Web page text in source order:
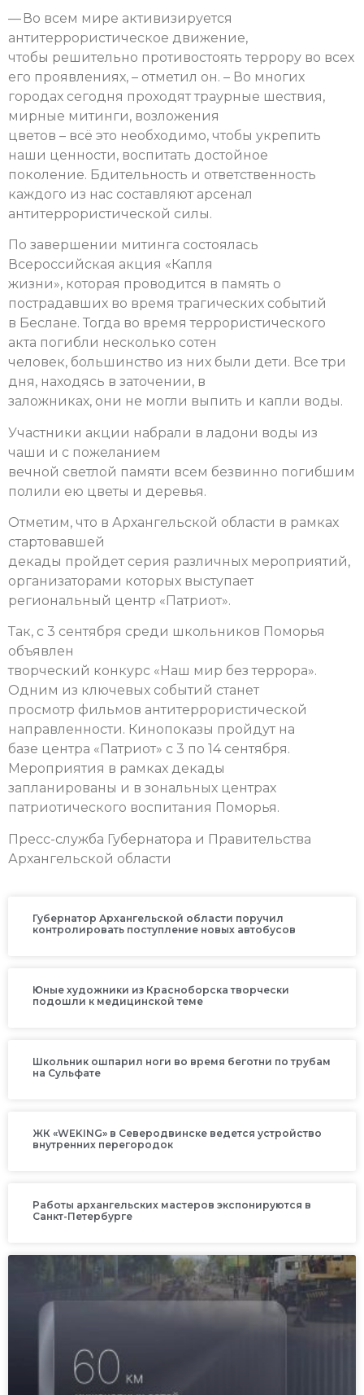
— Во всем мире активизируется
антитеррористическое движение,
чтобы решительно противостоять террору во всех
его проявлениях, – отметил он. – Во многих
городах сегодня проходят траурные шествия,
мирные митинги, возложения
цветов – всё это необходимо, чтобы укрепить
наши ценности, воспитать достойное
поколение. Бдительность и ответственность
каждого из нас составляют арсенал
антитеррористической силы.
По завершении митинга состоялась
Всероссийская акция «Капля
жизни», которая проводится в память о
пострадавших во время трагических событий
в Беслане. Тогда во время террористического
акта погибли несколько сотен
человек, большинство из них были дети. Все три
дня, находясь в заточении, в
заложниках, они не могли выпить и капли воды.
Участники акции набрали в ладони воды из
чаши и с пожеланием
вечной светлой памяти всем безвинно погибшим
полили ею цветы и деревья.
Отметим, что в Архангельской области в рамках
стартовавшей
декады пройдет серия различных мероприятий,
организаторами которых выступает
региональный центр «Патриот».
Так, с 3 сентября среди школьников Поморья
объявлен
творческий конкурс «Наш мир без террора».
Одним из ключевых событий станет
просмотр фильмов антитеррористической
направленности. Кинопоказы пройдут на
базе центра «Патриот» с 3 по 14 сентября.
Мероприятия в рамках декады
запланированы и в зональных центрах
патриотического воспитания Поморья.
Пресс-служба Губернатора и Правительства
Архангельской области
Губернатор Архангельской области поручил
контролировать поступление новых автобусов
Юные художники из Красноборска творчески
подошли к медицинской теме
Школьник ошпарил ноги во время беготни по трубам
на Сульфате
ЖК «WEKING» в Северодвинске ведется устройство
внутренних перегородок
Работы архангельских мастеров экспонируются в
Санкт-Петербурге